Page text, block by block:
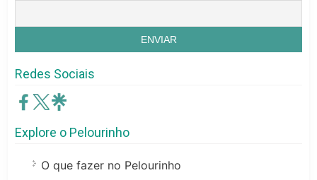
Redes Sociais
Explore o Pelourinho
O que fazer no Pelourinho